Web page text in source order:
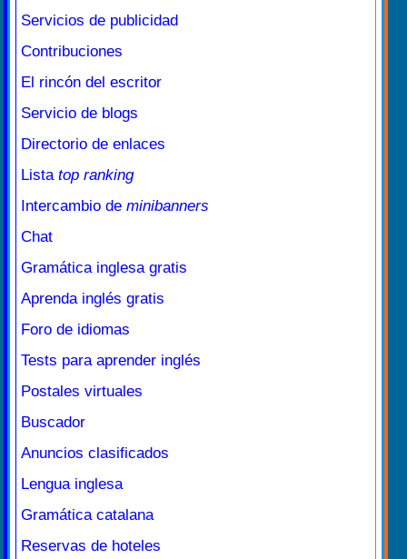
Servicios de publicidad
Contribuciones
El rincón del escritor
Servicio de blogs
Directorio de enlaces
Lista top ranking
Intercambio de minibanners
Chat
Gramática inglesa gratis
Aprenda inglés gratis
Foro de idiomas
Tests para aprender inglés
Postales virtuales
Buscador
Anuncios clasificados
Lengua inglesa
Gramática catalana
Reservas de hoteles